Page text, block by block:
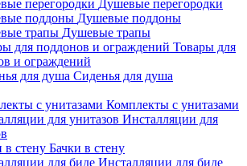
Душевые перегородки
Душевые поддоны
Душевые трапы
Товары для
и ограждений
Сиденья для душа
Комплекты с унитазами
Инсталляции для
Бачки в стену
Инсталляции для биде